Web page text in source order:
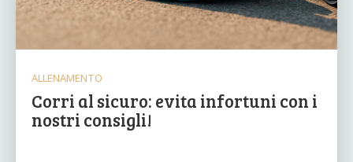
ALLENAMENTO
Corri al sicuro: evita infortuni con i
nostri consigli!